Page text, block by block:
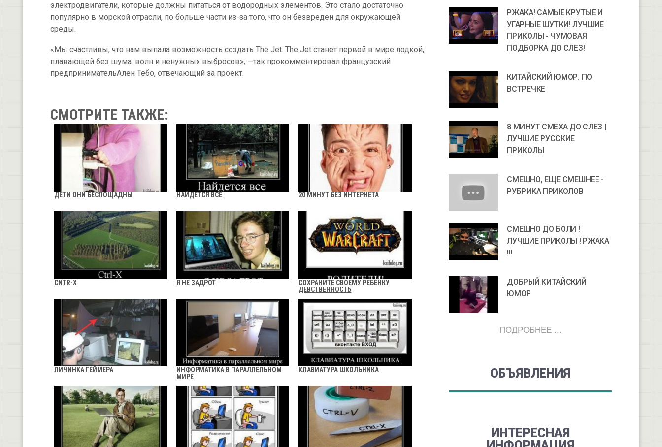
электродвигатели, которые должны питаться от водородных элементов. Это стало достаточно
популярно в морской отрасли, по больше части из-за того, что он безвреден для окружающей
среды.
«Мы счастливы, что нам выпала возможность создать The Jet. The Jet станет первой в мире лодкой,
плавающей без шума, волн и ненужных выбросов», —так прокомментировал французский
предпринимательАлен Тебо, отвечающий за проект.
СМОТРИТЕ ТАКЖЕ:
ДЕТИ ОНИ БЕСПОЩАДНЫ НАЙДЕТСЯ ВСЁ 20 МИНУТ БЕЗ ИНТЕРНЕТА
CNTR-X Я НЕ ЗАДРОТ
СОХРАНИТЕ СВОЕМУ РЕБЕНКУ
ДЕВСТВЕННОСТЬ
ЛИЧИНКА ГЕЙМЕРА
ИНФОРМАТИКА В ПАРАЛЛЕЛЬНОМ
МИРЕ
КЛАВИАТУРА ШКОЛЬНИКА
РЖАКА! САМЫЕ КРУТЫЕ И
УГАРНЫЕ ШУТКИ! ЛУЧШИЕ
ПРИКОЛЫ - ЧУМОВАЯ
ПОДБОРКА ДО СЛЕЗ!
КИТАЙСКИЙ ЮМОР. ПО
ВСТРЕЧКЕ
8 МИНУТ СМЕХА ДО СЛЕЗ |
ЛУЧШИЕ РУССКИЕ
ПРИКОЛЫ
СМЕШНО, ЕЩЕ СМЕШНЕЕ -
РУБРИКА ПРИКОЛОВ
СМЕШНО ДО БОЛИ !
ЛУЧШИЕ ПРИКОЛЫ ! РЖАКА
!!!
ДОБРЫЙ КИТАЙСКИЙ
ЮМОР
ПОДРОБНЕЕ ...
ОБЪЯВЛЕНИЯ
ИНТЕРЕСНАЯ